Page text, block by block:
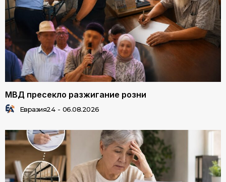
МВД пресекло разжигание розни
Евразия24 - 06.08.2026